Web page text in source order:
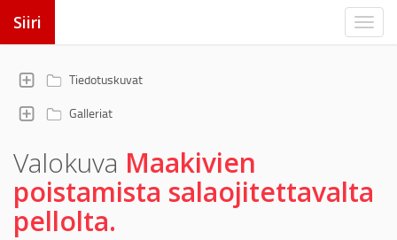
Siiri
Tiedotuskuvat
Galleriat
Valokuva Maakivien
poistamista salaojitettavalta
pellolta.